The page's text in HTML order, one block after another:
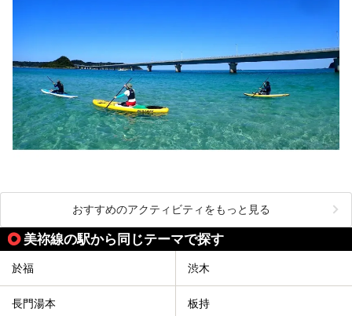
おすすめのアクティビティをもっと見る
美祢線の駅から同じテーマで探す
於福 渋木
長門湯本 板持